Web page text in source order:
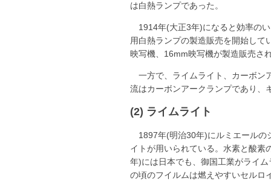
は白熱ランプであった。
1914年(大正3年)になると効率の
用白熱ランプの製造販売を開始して
映写機、16mm映写機が製造販売さ
一方で、ライムライト、カーボン
流はカーボンアークランプであり、
(2) ライムライト
1897年(明治30年)にルミエールの
イトが用いられている。水素と酸
年)には日本でも、御国工業がライ
の頃のフイルムは燃えやすいセルロ